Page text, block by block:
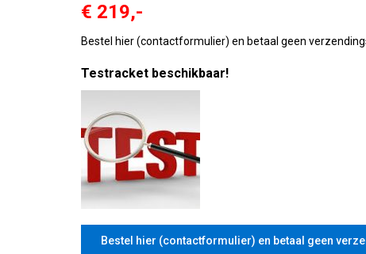
€ 219,-
Bestel hier (contactformulier) en betaal geen
Testracket beschikbaar!
Bestel hier (contactformulier) en betaal geen